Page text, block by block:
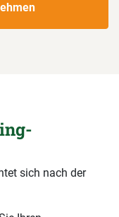
sich nach der